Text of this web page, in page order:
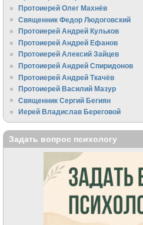
Протоиерей Олег Махнёв
Священник Федор Людоговский
Протоиерей Андрей Кульков
Протоиерей Андрей Ефанов
Протоиерей Алексий Зайцев
Протоиерей Андрей Спиридонов
Протоиерей Андрей Ткачёв
Протоиерей Василий Мазур
Священник Сергий Бегиян
Иерей Владислав Береговой
Задать вопрос психологу